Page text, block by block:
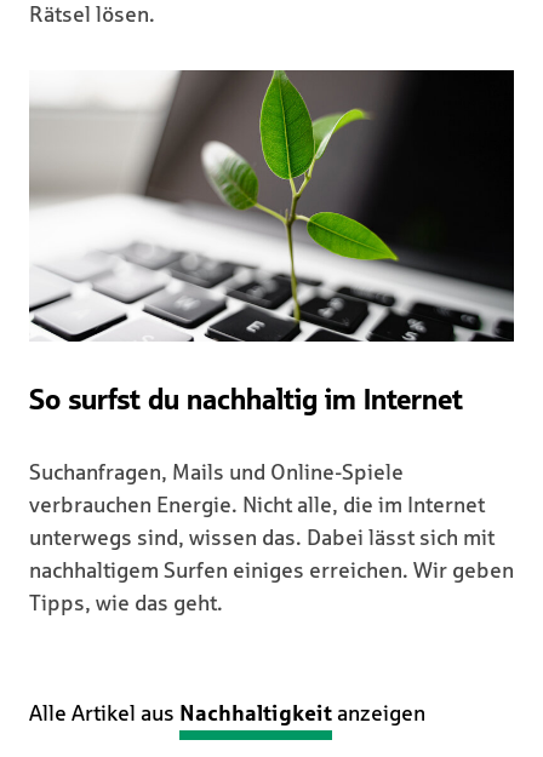
Rätsel lösen.
So surfst du nachhaltig im Internet
Suchanfragen, Mails und Online-Spiele
verbrauchen Energie. Nicht alle, die im Internet
unterwegs sind, wissen das. Dabei lässt sich mit
nachhaltigem Surfen einiges erreichen. Wir geben
Tipps, wie das geht.
Alle Artikel aus Nachhaltigkeit anzeigen